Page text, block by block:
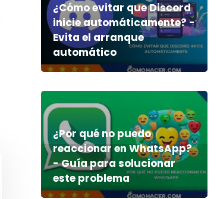
¿Cómo evitar que Discord
inicie automáticamente? -
Evita el arranque
automático
¿Por qué no puedo
reaccionar en WhatsApp?
- Guía para solucionar
este problema